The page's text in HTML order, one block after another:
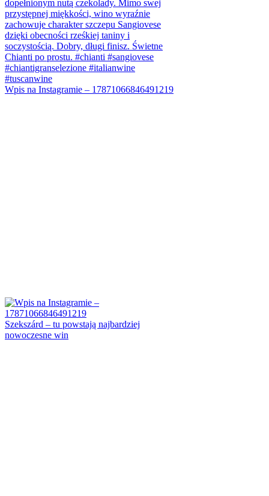
Wpis na Instagramie – 17871066846491219
Szekszárd – tu powstają najbardziej
nowoczesne win